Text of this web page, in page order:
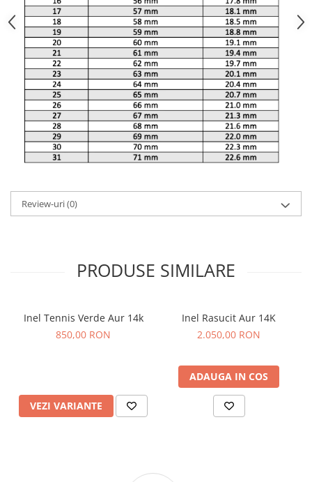
Review-uri(0)
PRODUSE SIMILARE
Inel Tennis Verde Aur 14k
850,00 RON
VEZI VARIANTE
Inel Rasucit Aur 14K
2.050,00 RON
ADAUGA IN COS